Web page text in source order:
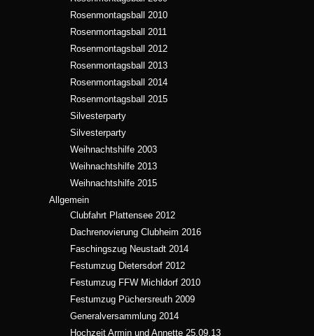
Rosenmontagsball 2010
Rosenmontagsball 2011
Rosenmontagsball 2012
Rosenmontagsball 2013
Rosenmontagsball 2014
Rosenmontagsball 2015
Silvesterparty
Silvesterparty
Weihnachtshilfe 2003
Weihnachtshilfe 2013
Weihnachtshilfe 2015
Allgemein
Clubfahrt Plattensee 2012
Dachrenovierung Clubheim 2016
Faschingszug Neustadt 2014
Festumzug Dietersdorf 2012
Festumzug FFW Michldorf 2010
Festumzug Püchersreuth 2009
Generalversammlung 2014
Hochzeit Armin und Annette 25.09.13